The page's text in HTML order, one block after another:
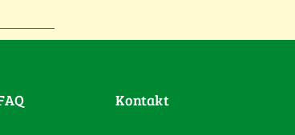
FAQ Kontakt